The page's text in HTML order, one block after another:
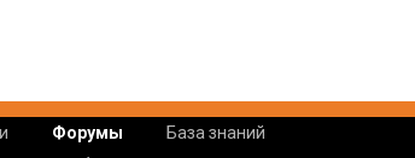
Форумы База знаний